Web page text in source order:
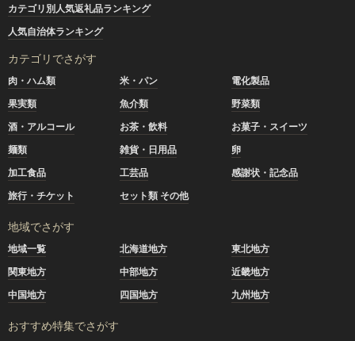
カテゴリ別人気返礼品ランキング
人気自治体ランキング
カテゴリでさがす
肉・ハム類 米・パン
電化製品
果実類
魚介類
野菜類
酒・アルコール
お茶・飲料
お菓子・スイーツ
麺類
雑貨・日用品
卵
加工食品
工芸品
感謝状・記念品
旅行・チケット
セット類 その他
地域でさがす
地域一覧 北海道地方
東北地方
関東地方
中部地方
近畿地方
中国地方
四国地方 九州地方
おすすめ特集でさがす